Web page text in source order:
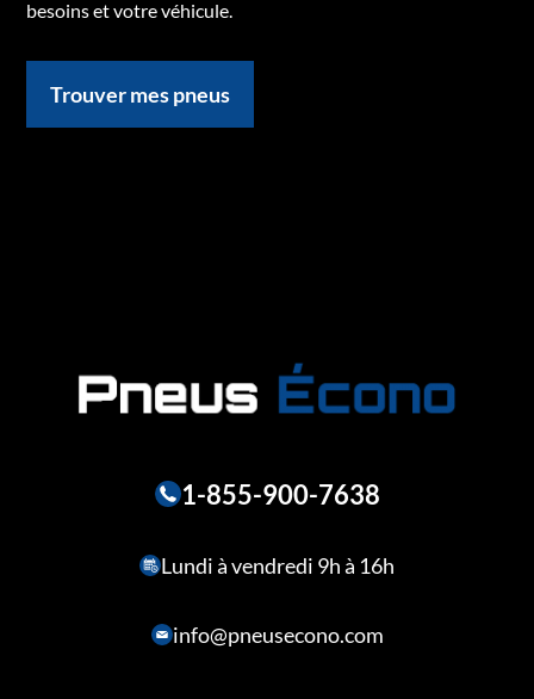
besoins et votre véhicule.
Trouver mes pneus
1-855-900-7638
Lundi à vendredi 9h à 16h
info@pneusecono.com